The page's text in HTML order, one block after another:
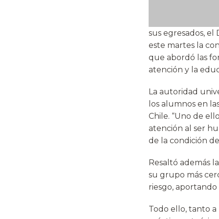
sus egresados, el
este martes la
que abordó las
atención y la
La autoridad
los alumnos en
Chile. “Uno de
atención al ser
de la condición
Resaltó además
su grupo más
riesgo,
Todo ello, tanto